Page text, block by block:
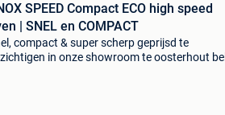
SPEED Compact ECO high speed
| SNEL en COMPACT
compact & super scherp geprijsd te
in onze showroom te oosterhout bel